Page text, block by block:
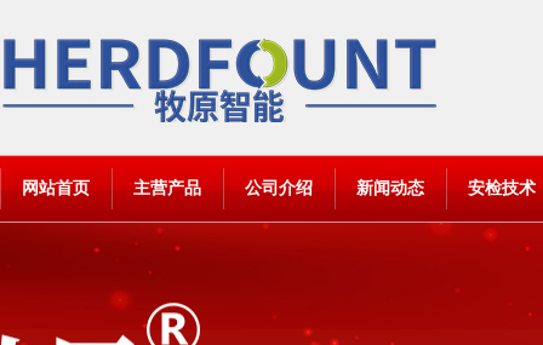
网站首页 主营产品 公司介绍 新闻动态 安检技术